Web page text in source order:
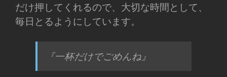
だけ押してくれるので、大切な時間として、
毎日とるようにしています。
『一杯だけでごめんね』